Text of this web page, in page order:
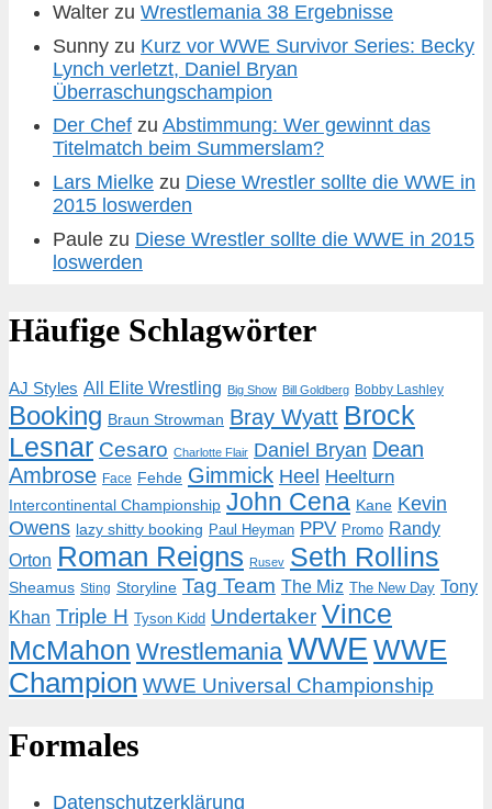
Walter zu Wrestlemania 38 Ergebnisse
Sunny zu Kurz vor WWE Survivor Series: Becky
Lynch verletzt, Daniel Bryan
Überraschungschampion
Der Chef zu Abstimmung: Wer gewinnt das
Titelmatch beim Summerslam?
Lars Mielke zu Diese Wrestler sollte die WWE in
2015 loswerden
Paule zu Diese Wrestler sollte die WWE in 2015
loswerden
Häufige Schlagwörter
AJ Styles All Elite Wrestling Big Show Bill Goldberg Bobby Lashley
Booking Braun Strowman Bray Wyatt Brock
Lesnar Cesaro Charlotte Flair Daniel Bryan Dean
Ambrose Face Fehde Gimmick Heel Heelturn
Intercontinental Championship John Cena Kane Kevin
Owens lazy shitty booking Paul Heyman PPV Promo Randy
Orton Roman Reigns Rusev Seth Rollins
Sheamus Sting Storyline Tag Team The Miz The New Day Tony
Khan Triple H Tyson Kidd Undertaker Vince
McMahon Wrestlemania WWE WWE
Champion WWE Universal Championship
Formales
Datenschutzerklärung